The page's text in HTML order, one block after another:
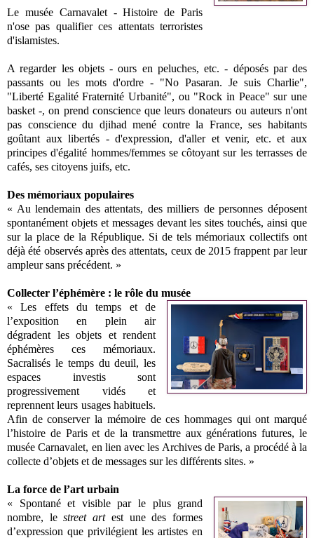
Le musée Carnavalet - Histoire de Paris
n'ose pas qualifier ces attentats terroristes
d'islamistes.
A regarder les objets - ours en peluches, etc. - déposés par des
passants ou les mots d'ordre - "No Pasaran. Je suis Charlie",
"Liberté Egalité Fraternité Urbanité", ou "Rock in Peace" sur une
basket -, on prend conscience que leurs donateurs ou auteurs n'ont
pas conscience du djihad mené contre la France, ses habitants
goûtant aux libertés - d'expression, d'aller et venir, etc. et aux
principes d'égalité hommes/femmes se côtoyant sur les terrasses de
cafés, ses citoyens juifs, etc.
Des mémoriaux populaires
« Au lendemain des attentats, des milliers de personnes déposent
spontanément objets et messages devant les sites touchés, ainsi que
sur la place de la République. Si de tels mémoriaux collectifs ont
déjà été observés après des attentats, ceux de 2015 frappent par leur
ampleur sans précédent. »
Collecter l’éphémère : le rôle du musée
« Les effets du temps et de
l’exposition en plein air
dégradent les objets et rendent
éphémères ces mémoriaux.
Sacralisés le temps du deuil, les
espaces investis sont
progressivement vidés et
reprennent leurs usages habituels.
Afin de conserver la mémoire de ces hommages qui ont marqué
l’histoire de Paris et de la transmettre aux générations futures, le
musée Carnavalet, en lien avec les Archives de Paris, a procédé à la
collecte d’objets et de messages sur les différents sites. »
La force de l’art urbain
« Spontané et visible par le plus grand
nombre, lestreet artest une des formes
d’expression que privilégient les artistes en